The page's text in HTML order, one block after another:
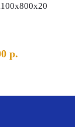
р..
р.